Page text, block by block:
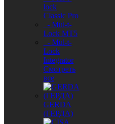
lock
Classic Pro
- Mul-t-
Lock MT5
- Mul-t-
Lock
Integrator
Смотреть
все
GERDA
(ГЕРДА)